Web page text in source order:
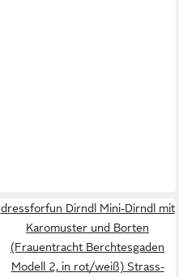
dressforfun Dirndl Mini-Dirndl mit
Karomuster und Borten
(Frauentracht Berchtesgaden
Modell 2, in rot/weiß) Strass-